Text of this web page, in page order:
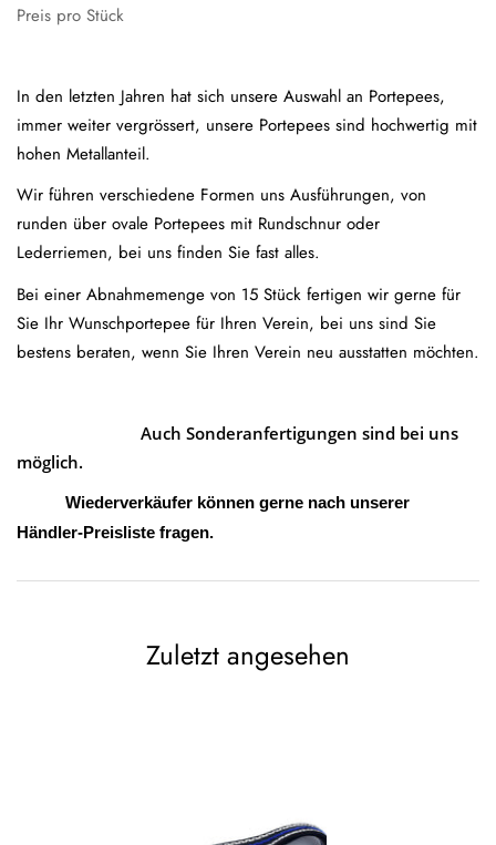
Preis pro Stück
In den letzten Jahren hat sich unsere Auswahl an Portepees,
immer weiter vergrössert, unsere Portepees sind hochwertig mit
hohen Metallanteil.
Wir führen verschiedene Formen uns Ausführungen, von
runden über ovale Portepees mit Rundschnur oder
Lederriemen, bei uns finden Sie fast alles.
Bei einer Abnahmemenge von 15 Stück fertigen wir gerne für
Sie Ihr Wunschportepee für Ihren Verein, bei uns sind Sie
bestens beraten, wenn Sie Ihren Verein neu ausstatten möchten.
Auch Sonderanfertigungen sind bei uns
möglich.
Wiederverkäufer können gerne nach unserer
Händler-Preisliste fragen.
Zuletzt angesehen